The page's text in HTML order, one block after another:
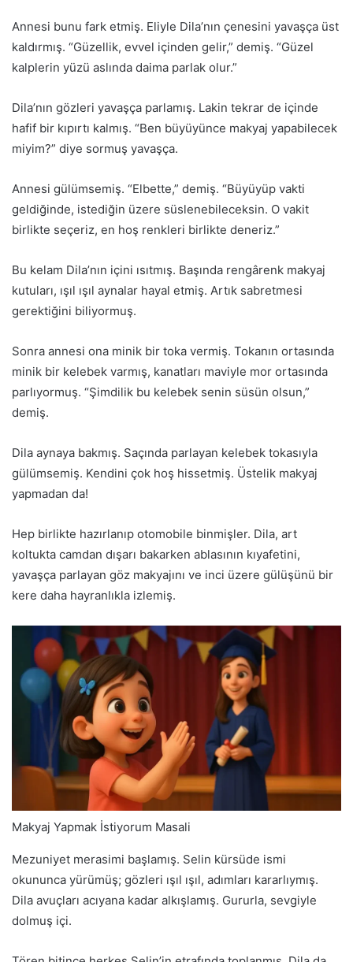
Annesi bunu fark etmiş. Eliyle Dila’nın çenesini yavaşça üst
kaldırmış. “Güzellik, evvel içinden gelir,” demiş. “Güzel
kalplerin yüzü aslında daima parlak olur.”
Dila’nın gözleri yavaşça parlamış. Lakin tekrar de içinde
hafif bir kıpırtı kalmış. “Ben büyüyünce makyaj yapabilecek
miyim?” diye sormuş yavaşça.
Annesi gülümsemiş. “Elbette,” demiş. “Büyüyüp vakti
geldiğinde, istediğin üzere süslenebileceksin. O vakit
birlikte seçeriz, en hoş renkleri birlikte deneriz.”
Bu kelam Dila’nın içini ısıtmış. Başında rengârenk makyaj
kutuları, ışıl ışıl aynalar hayal etmiş. Artık sabretmesi
gerektiğini biliyormuş.
Sonra annesi ona minik bir toka vermiş. Tokanın ortasında
minik bir kelebek varmış, kanatları maviyle mor ortasında
parlıyormuş. “Şimdilik bu kelebek senin süsün olsun,”
demiş.
Dila aynaya bakmış. Saçında parlayan kelebek tokasıyla
gülümsemiş. Kendini çok hoş hissetmiş. Üstelik makyaj
yapmadan da!
Hep birlikte hazırlanıp otomobile binmişler. Dila, art
koltukta camdan dışarı bakarken ablasının kıyafetini,
yavaşça parlayan göz makyajını ve inci üzere gülüşünü bir
kere daha hayranlıkla izlemiş.
Makyaj Yapmak İstiyorum Masali
Mezuniyet merasimi başlamış. Selin kürsüde ismi
okununca yürümüş; gözleri ışıl ışıl, adımları kararlıymış.
Dila avuçları acıyana kadar alkışlamış. Gururla, sevgiyle
dolmuş içi.